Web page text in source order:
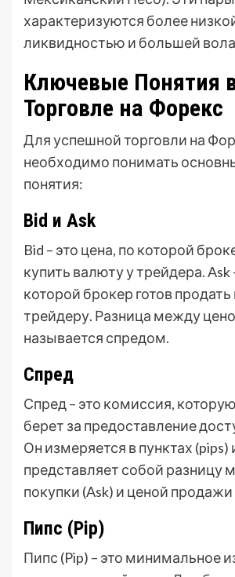
характеризуются более
ликвидностью и большей
Ключевые Понятия
Торговле на Форекс
Для успешной торговли на
необходимо понимать
понятия:
Bid и Ask
Bid – это цена, по которой
купить валюту у трейдера. Ask
которой брокер готов
трейдеру. Разница между
называется спредом.
Спред
Спред – это комиссия,
берет за предоставление
Он измеряется в пунктах (pips)
представляет собой разницу
покупки (Ask) и ценой продажи
Пипс (Pip)
Пипс (Pip) – это минимальное